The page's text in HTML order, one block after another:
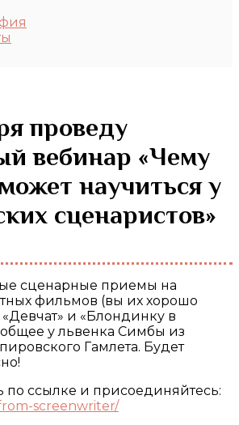
вебинар «Чему
научиться у
сценаристов»
фильмов (вы их хорошо
и «Блондинку в
у львенка Симбы из
Гамлета. Будет
по ссылке и присоединяйтесь:
screenwriter/